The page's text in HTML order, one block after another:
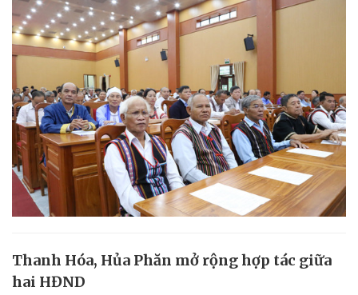
Thanh Hóa, Hủa Phăn mở rộng hợp tác giữa
hai HĐND